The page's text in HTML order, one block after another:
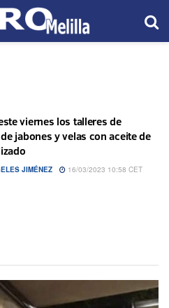
viernes los talleres de
jabones y velas con aceite de
JIMÉNEZ
16/03/2023 10:58 CET